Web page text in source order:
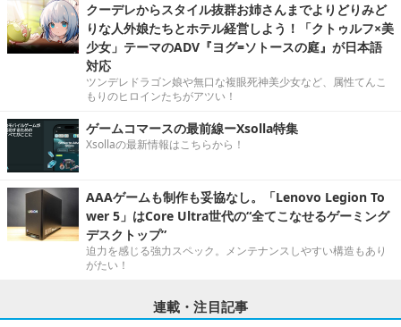
クーデレからスタイル抜群お姉さんまでよりどりみど
りな人外娘たちとホテル経営しよう！「クトゥルフ×美
少女」テーマのADV『ヨグ=ソトースの庭』が日本語
対応
ツンデレドラゴン娘や無口な複眼死神美少女など、属性てんこ
もりのヒロインたちがアツい！
ゲームコマースの最前線ーXsolla特集
Xsollaの最新情報はこちらから！
AAAゲームも制作も妥協なし。「Lenovo Legion To
wer 5」はCore Ultra世代の“全てこなせるゲーミング
デスクトップ”
迫力を感じる強力スペック。メンテナンスしやすい構造もあり
がたい！
連載・注目記事